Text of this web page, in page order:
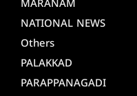
MARANAM
NATIONAL NEWS
Others
PALAKKAD
PARAPPANAGADI